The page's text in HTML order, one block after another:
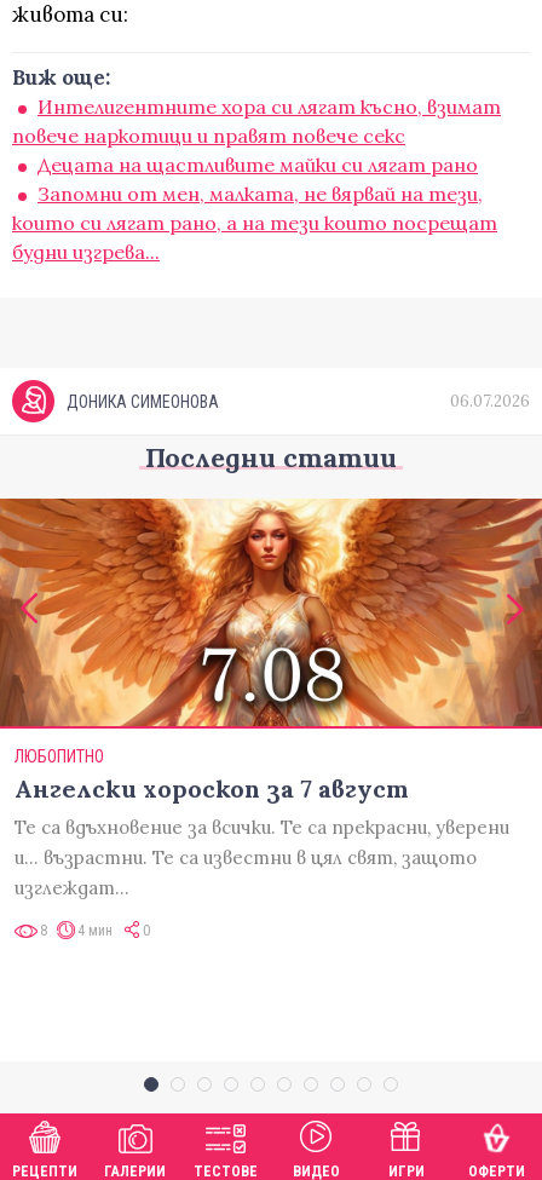
живота си:
Виж още:
Интелигентните хора си лягат късно, взимат
повече наркотици и правят повече секс
Децата на щастливите майки си лягат рано
Запомни от мен, малката, не вярвай на тези,
които си лягат рано, а на тези които посрещат
будни изгрева...
ДОНИКА СИМЕОНОВА 06.07.2026
Последни статии
ЛЮБОПИТНО
Ангелски хороскоп за 7 август
Те са вдъхновение за всички. Те са прекрасни, уверени
и... възрастни. Те са известни в цял свят, защото
изглеждат…
8 4 мин 0
РЕЦЕПТИ ГАЛЕРИИ ТЕСТОВЕ ВИДЕО ИГРИ ОФЕРТИ